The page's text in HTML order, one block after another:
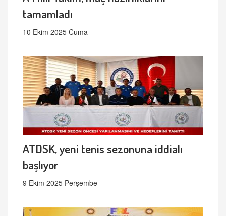
tamamladı
10 Ekim 2025 Cuma
ATDSK, yeni tenis sezonuna iddialı
başlıyor
9 Ekim 2025 Perşembe